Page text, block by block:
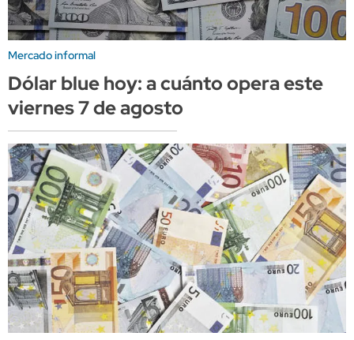
Mercado informal
Dólar blue hoy: a cuánto opera este
viernes 7 de agosto